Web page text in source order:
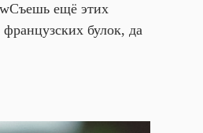
Съешь ещё этих
булок, да